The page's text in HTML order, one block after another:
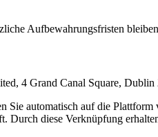
Aufbewahrungsfristen
4 Grand Canal Square, Dublin
Sie automatisch auf die Plattform
Durch diese Verknüpfung